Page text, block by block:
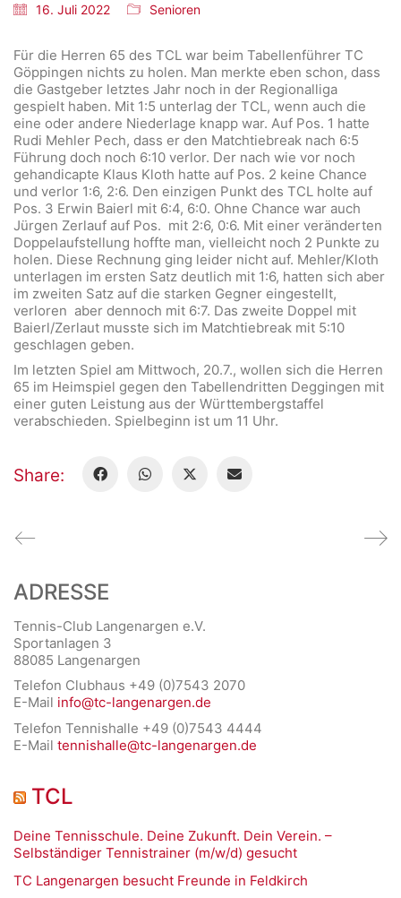
16. Juli 2022 Senioren
Für die Herren 65 des TCL war beim Tabellenführer TC
Göppingen nichts zu holen. Man merkte eben schon, dass
die Gastgeber letztes Jahr noch in der Regionalliga
gespielt haben. Mit 1:5 unterlag der TCL, wenn auch die
eine oder andere Niederlage knapp war. Auf Pos. 1 hatte
Rudi Mehler Pech, dass er den Matchtiebreak nach 6:5
Führung doch noch 6:10 verlor. Der nach wie vor noch
gehandicapte Klaus Kloth hatte auf Pos. 2 keine Chance
und verlor 1:6, 2:6. Den einzigen Punkt des TCL holte auf
Pos. 3 Erwin Baierl mit 6:4, 6:0. Ohne Chance war auch
Jürgen Zerlauf auf Pos. mit 2:6, 0:6. Mit einer veränderten
Doppelaufstellung hoffte man, vielleicht noch 2 Punkte zu
holen. Diese Rechnung ging leider nicht auf. Mehler/Kloth
unterlagen im ersten Satz deutlich mit 1:6, hatten sich aber
im zweiten Satz auf die starken Gegner eingestellt,
verloren aber dennoch mit 6:7. Das zweite Doppel mit
Baierl/Zerlaut musste sich im Matchtiebreak mit 5:10
geschlagen geben.
Im letzten Spiel am Mittwoch, 20.7., wollen sich die Herren
65 im Heimspiel gegen den Tabellendritten Deggingen mit
einer guten Leistung aus der Württembergstaffel
verabschieden. Spielbeginn ist um 11 Uhr.
Share:
ADRESSE
Tennis-Club Langenargen e.V.
Sportanlagen 3
88085 Langenargen
Telefon Clubhaus +49 (0)7543 2070
E-Mail info@tc-langenargen.de
Telefon Tennishalle +49 (0)7543 4444
E-Mail tennishalle@tc-langenargen.de
TCL
Deine Tennisschule. Deine Zukunft. Dein Verein. –
Selbständiger Tennistrainer (m/w/d) gesucht
TC Langenargen besucht Freunde in Feldkirch